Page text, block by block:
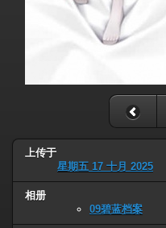
上传于
星期五 17 十月 2025
相册
09碧蓝档案